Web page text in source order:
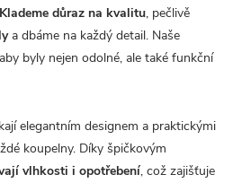
Klademe důraz na kvalitu, pečlivě
a dbáme na každý detail. Naše
byly nejen odolné, ale také funkční
elegantním designem a praktickými
koupelny. Díky špičkovým
vlhkosti i opotřebení, což zajišťuje